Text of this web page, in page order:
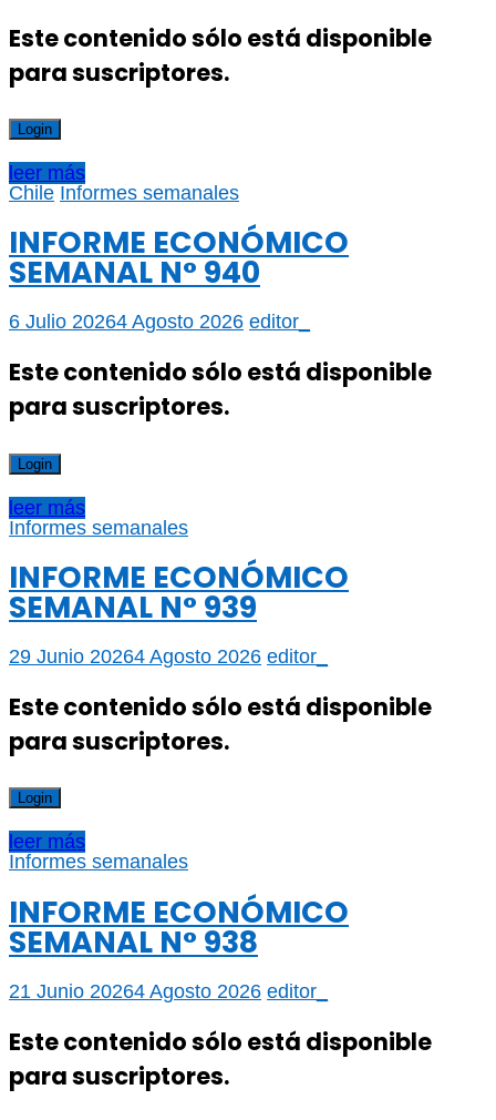
Este contenido sólo está disponible
para suscriptores.
Login
leer más
Chile Informes semanales
INFORME ECONÓMICO
SEMANAL N° 940
6 Julio 20264 Agosto 2026 editor_
Este contenido sólo está disponible
para suscriptores.
Login
leer más
Informes semanales
INFORME ECONÓMICO
SEMANAL N° 939
29 Junio 20264 Agosto 2026 editor_
Este contenido sólo está disponible
para suscriptores.
Login
leer más
Informes semanales
INFORME ECONÓMICO
SEMANAL N° 938
21 Junio 20264 Agosto 2026 editor_
Este contenido sólo está disponible
para suscriptores.